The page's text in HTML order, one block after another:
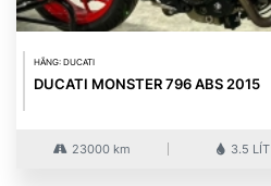
HÃNG: DUCATI
DUCATI MONSTER 796 ABS 2015
23000 km 3.5 LÍT